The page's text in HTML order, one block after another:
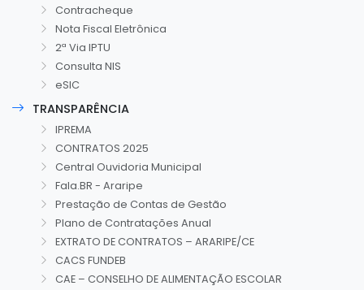
Contracheque
Nota Fiscal Eletrônica
2ª Via IPTU
Consulta NIS
eSIC
TRANSPARÊNCIA
IPREMA
CONTRATOS 2025
Central Ouvidoria Municipal
Fala.BR - Araripe
Prestação de Contas de Gestão
Plano de Contratações Anual
EXTRATO DE CONTRATOS – ARARIPE/CE
CACS FUNDEB
CAE – CONSELHO DE ALIMENTAÇÃO ESCOLAR